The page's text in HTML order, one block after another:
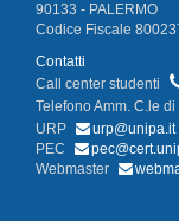
90133 - PALERMO
Codice Fiscale
Contatti
Call center studenti
Telefono Amm. C.le
URP
urp@unipa.it
PEC
Webmaster